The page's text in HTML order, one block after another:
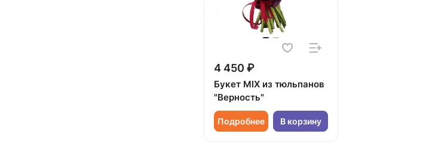
4 450 ₽
Букет MIX из тюльпанов
"Верность"
Подробнее В корзину